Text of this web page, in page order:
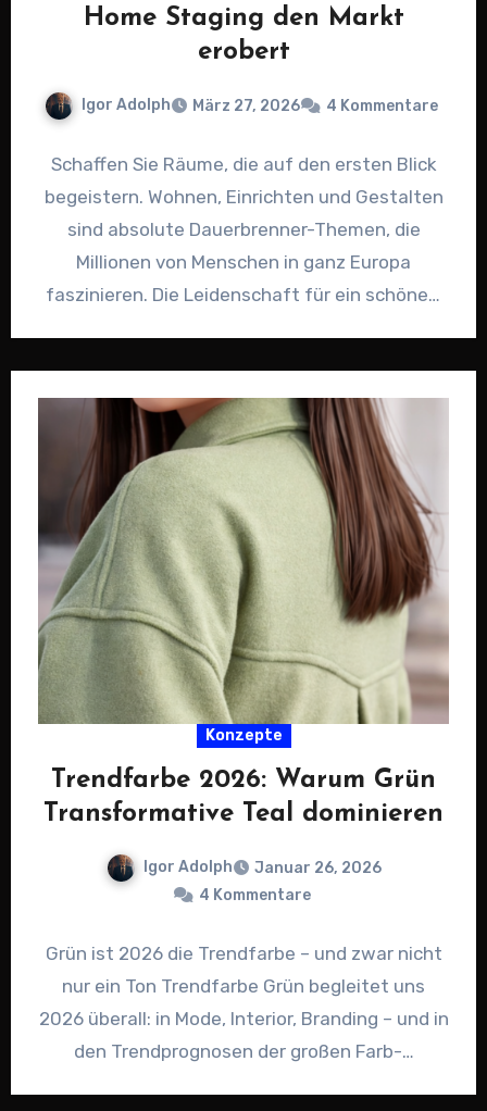
Home Staging den Markt
erobert
Igor Adolph März 27, 2026 4 Kommentare
Schaffen Sie Räume, die auf den ersten Blick
begeistern. Wohnen, Einrichten und Gestalten
sind absolute Dauerbrenner-Themen, die
Millionen von Menschen in ganz Europa
faszinieren. Die Leidenschaft für ein schönes,
Konzepte
Trendfarbe 2026: Warum Grün
Transformative Teal dominieren
Igor Adolph
Januar 26, 2026
4 Kommentare
Grün ist 2026 die Trendfarbe – und zwar nicht
nur ein Ton Trendfarbe Grün begleitet uns
2026 überall: in Mode, Interior, Branding – und in
den Trendprognosen der großen Farb-…